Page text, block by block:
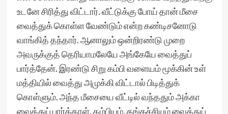
உடனே சிரித்து விட்டார். வீட்டுக்கு போய் தான் மீசை
வைத்துக் கொள்ள வேண்டும் என்ற கண்டிசனோடு
வாங்கித் தந்தார். ஆனாலும் ஒன்றிரண்டு முறை
அவருக்குத் தெரியாமலேயே அங்கேயே வைத்துப்
பார்த்தேன். இரண்டு சிறு கம்பி வளையம் மூக்கின் உள்
மத்தியில் வைத்து அமுக்கி விட்டால் பிடித்துக்
கொள்ளும். அந்த மீசையை வீட்டில் வந்ததும் அக்கா
வைத்துப் பார்த்தாள். தம்பியும், தங்கச்சியும் வைத்துப்